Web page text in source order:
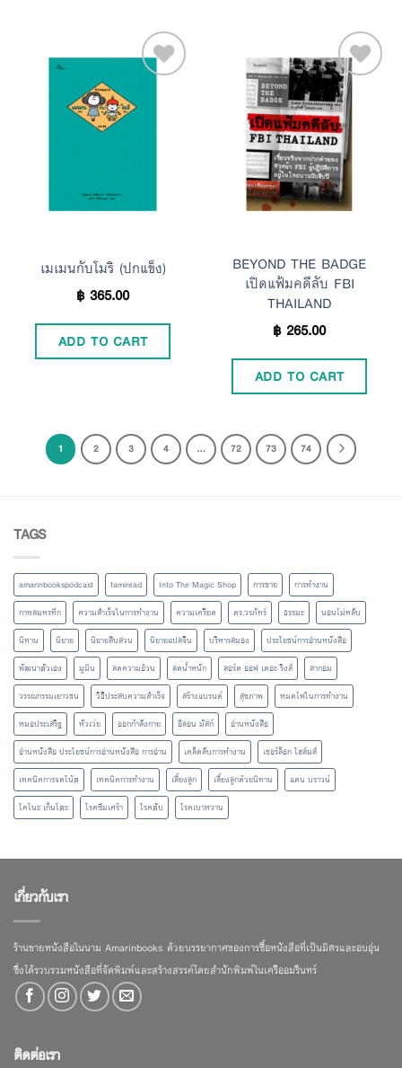
เมเมนกับโมริ (ปกแข็ง)
฿365.00
ADD TO CART
Add to
Wishlist
BEYOND THE BADGE
เปิดแฟ้มคดีลับ FBI
THAILAND
฿265.00
ADD TO CART
1 2 3 4 … 72 73 74
TAGS
amarinbookspodcast famiread Into The Magic Shop การขาย
การทำงาน
กาหลมหรทึก
ความสำเร็จในการทำงาน ความเครียด ดร.วรภัทร์ ธรรมะ
นอนไม่หลับ
นิทาน
นิยาย นิยายสืบสวน นิยายแปลจีน บริหารสมอง
ประโยชน์การอ่านหนังสือ
พัฒนาตัวเอง
มูมิน ลดความอ้วน ลดน้ำหนัก ลอร์ด ออฟ เดอะ ริงส์
ลากอม
วรรณกรรมเยาวชน
วิธีประสบความสำเร็จ สร้างแบรนด์ สุขภาพ
หมดไฟในการทำงาน
หมอประเสริฐ
หัวเว่ย ออกกำลังกาย อีลอน มัสก์
อ่านหนังสือ
อ่านหนังสือ ประโยชน์การอ่านหนังสือ การอ่าน
เคล็ดลับการทำงาน
เชอร์ล็อก โฮล์มส์
เทคนิคการจดโน้ต
เทคนิคการทำงาน เลี้ยงลูก เลี้ยงลูกด้วยนิทาน
แดน บราวน์
โคโนะ เก็นโตะ
โรคซึมเศร้า โรคตับ โรคเบาหวาน
เกี่ยวกับเรา
ร้านขายหนังสือในนาม Amarinbooks ด้วยบรรยากาศของการซื้อหนังสือที่เป็นมิตรและอบอุ่น
ซึ่งได้รวบรวมหนังสือที่จัดพิมพ์และสร้างสรรค์โดยสำนักพิมพ์ในเครืออมรินทร์
ติดต่อเรา